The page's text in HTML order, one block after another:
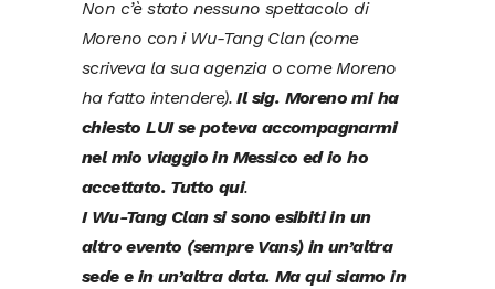
Non c’è stato nessuno spettacolo di
Moreno con i Wu-Tang Clan (come
scriveva la sua agenzia o come Moreno
ha fatto intendere).Il sig. Moreno mi ha
chiesto LUI se poteva accompagnarmi
nel mio viaggio in Messico ed io ho
accettato. Tutto qui.
I Wu-Tang Clan si sono esibiti in un
altro evento (sempre Vans) in un’altra
sede e in un’altra data. Ma qui siamo in